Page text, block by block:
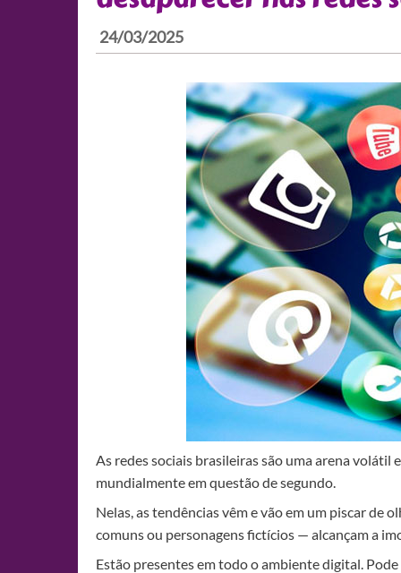
24/03/2025
As redes sociais brasileiras são uma arena
mundialmente em questão de segundo.
Nelas, as tendências vêm e vão em um piscar de
comuns ou personagens fictícios — alcançam a
Estão presentes em todo o ambiente digital.